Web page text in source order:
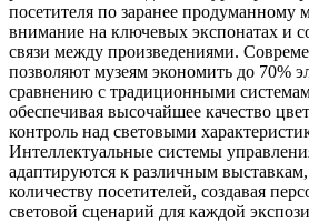
посетителя по заранее продуманному
внимание на ключевых экспонатах и
связи между произведениями.
позволяют музеям экономить до 70%
сравнению с традиционными
обеспечивая высочайшее качество
контроль над световыми
Интеллектуальные системы
адаптируются к различным
количеству посетителей, создавая
световой сценарий для каждой